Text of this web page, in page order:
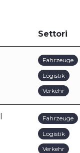
Settori
Fahrzeuge
Logistik
Verkehr
Fahrzeuge
Logistik
Verkehr